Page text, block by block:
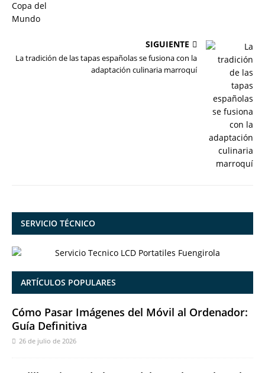
SIGUIENTE
La tradición de las tapas españolas se fusiona con la
adaptación culinaria marroquí
SERVICIO TÉCNICO
ARTÍCULOS POPULARES
Cómo Pasar Imágenes del Móvil al Ordenador:
Guía Definitiva
26 de julio de 2026